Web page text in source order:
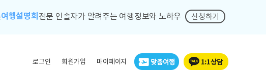
여행설명회 전문 인솔자가 알려주는 여행정보와 노하우 신청하기
로그인 회원가입 마이페이지